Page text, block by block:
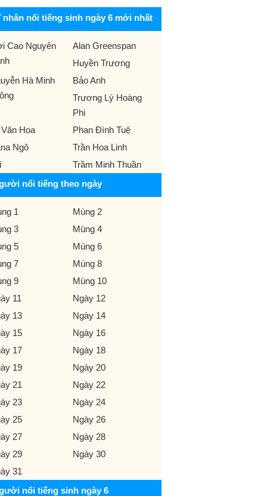
nhân nổi tiếng sinh ngày 6 mới nhất
Cao Nguyên
Alan Greenspan
Huyền Trương
Hà Minh
Bảo Anh
Trương Lý Hoàng
Phi
Hoa
Phan Đình Tuệ
Ngô
Trần Hoa Linh
Trầm Minh Thuần
nổi tiếng theo ngày
1
Mùng 2
3
Mùng 4
5
Mùng 6
7
Mùng 8
9
Mùng 10
11
Ngày 12
13
Ngày 14
15
Ngày 16
17
Ngày 18
19
Ngày 20
21
Ngày 22
23
Ngày 24
25
Ngày 26
27
Ngày 28
29
Ngày 30
31
nổi tiếng sinh ngày 6